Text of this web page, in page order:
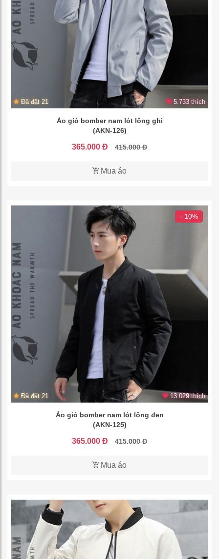
Đã đặt 21 5.733 thích
Áo gió bomber nam lót lông ghi
(AKN-126)
365.000 Đ 415.000 Đ
Mua áo
- 10%
Đã đặt 21 13.029 thích
Áo gió bomber nam lót lông đen
(AKN-125)
365.000 Đ 415.000 Đ
Mua áo